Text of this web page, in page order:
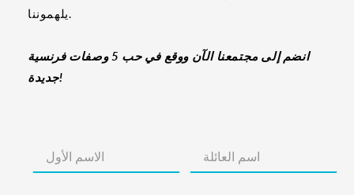
يلهموننا.
انضم إلى مجتمعنا الآن ووقع في حب 5 وصفات فرنسية
جديدة!